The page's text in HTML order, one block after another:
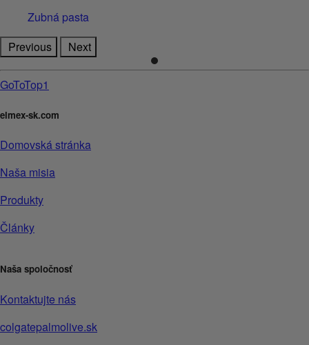
Zubná pasta
Previous
Next
GoToTop1
elmex-sk.com
Domovská stránka
Naša misia
Produkty
Články
Naša spoločnosť
Kontaktujte nás
colgatepalmolive.sk